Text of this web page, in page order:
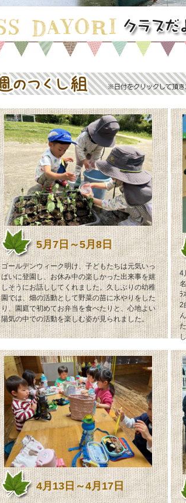
5月7日～5月8日
ゴールデンウィーク明け、子どもたちは元気いっ
ぱいに登園し、お休み中の楽しかった出来事を嬉
しそうにお話ししてくれました。久しぶりの幼稚
園では、畑の活動として野菜の苗に水やりをした
り、園庭で初めてお弁当を食べたりと、心地よい
陽気の中での活動を楽しむ姿が見られました。
4
ﾗ
2
4月13日～4月17日